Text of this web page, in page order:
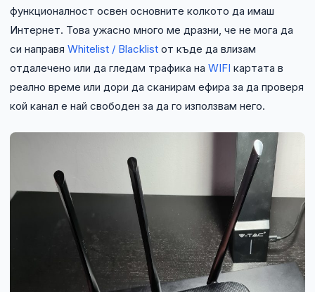
Контакти
Блог
функционалност освен основните колкото да имаш
Интернет. Това ужасно много ме дразни, че не мога да
си направя Whitelist / Blacklist от къде да влизам
отдалечено или да гледам трафика на WIFI картата в
реално време или дори да сканирам ефира за да проверя
кой канал е най свободен за да го използвам него.